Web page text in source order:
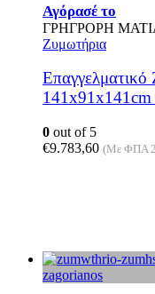
Αγόρασέ το
ΓΡΗΓΡΟΡΗ
Ζυμωτήρια
0 out of 5
€9.783,60 (Με ΦΠΑ